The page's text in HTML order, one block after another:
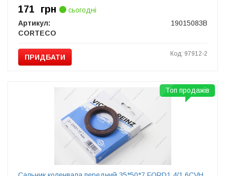
171 грн
сьогодні
Артикул:
19015083B
CORTECO
ПРИДБАТИ Код: 97912-2
Топ продажів